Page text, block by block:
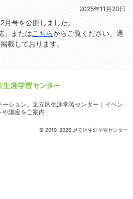
2025年11月20日
号を公開しました。
」またはこちらからご覧ください。過
載しております。
© 2019-2026 足立区生涯学習センター
ション。
足立区生涯学習センター｜イベン
や講座をご案内